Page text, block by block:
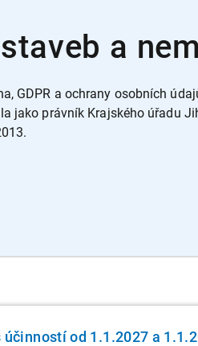
a
GDPR a ochrany osobních
jako právník Krajského úřadu
od 1.1.2027 a